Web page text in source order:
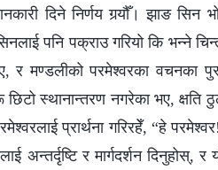
दिने निर्णय गर्‍यौँ। झाङ सिन
पनि पक्राउ गरियो कि भन्‍ने
र मण्डलीको परमेश्‍वरका वचनका
स्थानान्तरण नगरेका भए, क्षति
प्रार्थना गरिरहेँ, “हे
अन्तर्दृष्टि र मार्गदर्शन दिनुहोस्,